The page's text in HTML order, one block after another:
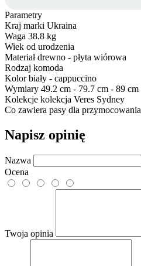
Parametry
Kraj marki Ukraina
Waga 38.8 kg
Wiek od urodzenia
Materiał drewno - płyta wiórowa
Rodzaj komoda
Kolor biały - cappuccino
Wymiary 49.2 cm - 79.7 cm - 89 cm
Kolekcje kolekcja Veres Sydney
Co zawiera pasy dla przymocowania
Napisz opinię
Nazwa
Ocena
Twoja opinia